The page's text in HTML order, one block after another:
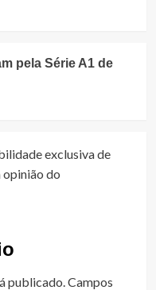
pela Série A1 de
exclusiva de
opinião do
publicado.Campos